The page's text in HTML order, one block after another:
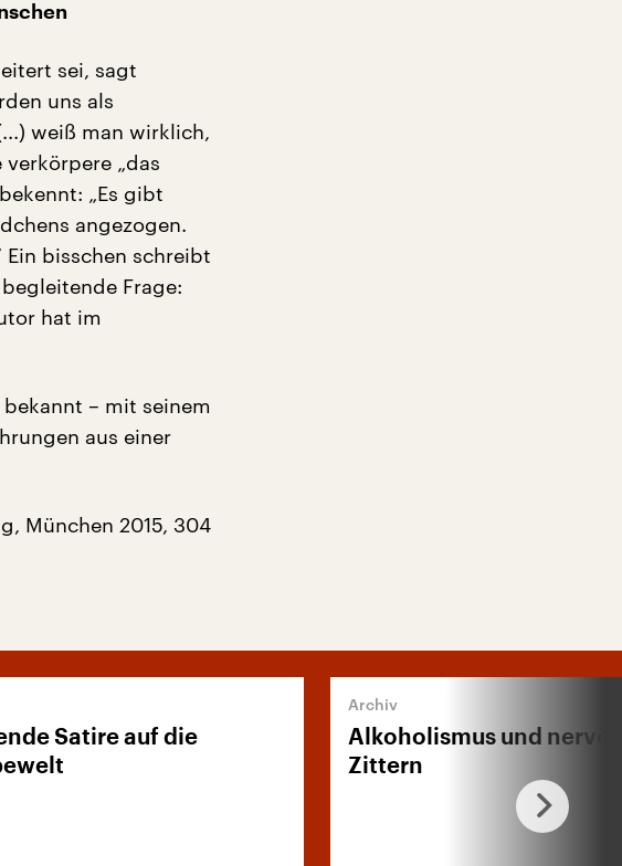
sei, sagt
uns als
weiß man wirklich,
„das
„Es gibt
angezogen.
Ein bisschen schreibt
Frage:
hat im
– mit seinem
aus einer
München 2015, 304
Satire auf die
Alkoholismus und
Zittern